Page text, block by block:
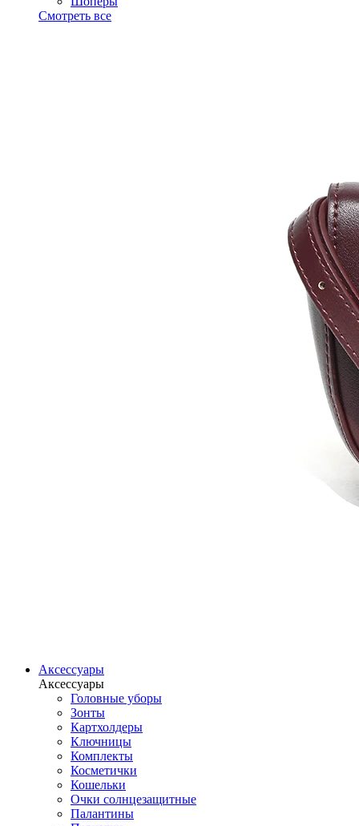
Смотреть все
Аксессуары
Аксессуары
Головные уборы
Зонты
Картхолдеры
Ключницы
Комплекты
Косметички
Кошельки
Очки солнцезащитные
Палантины